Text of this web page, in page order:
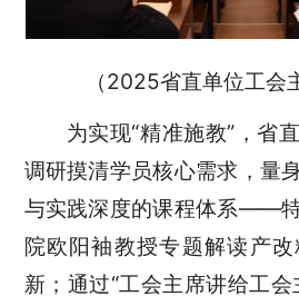
（2025省直单位工会
为实现“精准施教”，省
调研摸清学员核心需求，量
与实践深度的课程体系——
院欧阳袖教授专题解读产
新；通过“工会主席讲给工